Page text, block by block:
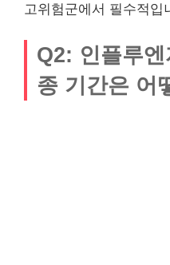
고위험군에서 필수적입
Q2: 인플루
종 기간은 어